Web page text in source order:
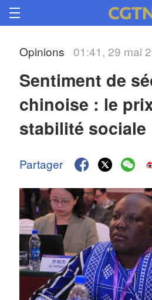
Opinions 01:41, 29 mai
Sentiment de
chinoise : le
stabilité sociale
Partager